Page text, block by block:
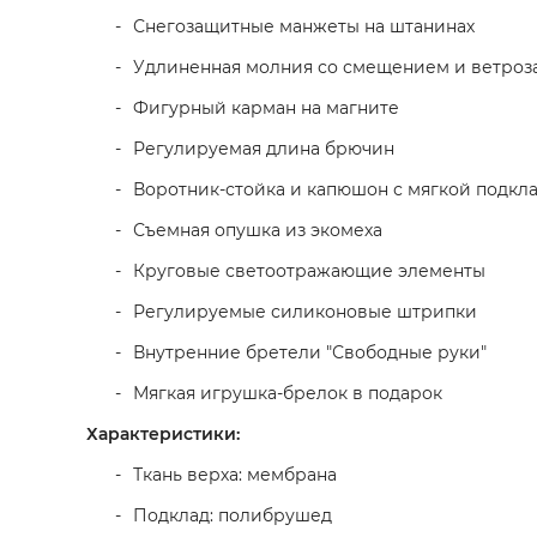
Снегозащитные манжеты на штанинах
Удлиненная молния со смещением и
Фигурный карман на магните
Регулируемая длина брючин
Воротник-стойка и капюшон с мягкой
Съемная опушка из экомеха
Круговые светоотражающие элементы
Регулируемые силиконовые штрипки
Внутренние бретели "Свободные руки"
Мягкая игрушка-брелок в подарок
Характеристики:
Ткань верха: мембрана
Подклад: полибрушед